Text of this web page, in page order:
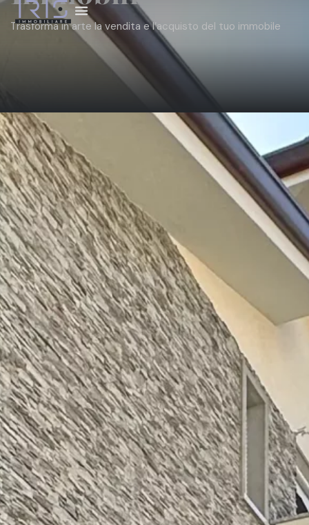
Trasforma in arte la vendita e l’acquisto del tuo immobile